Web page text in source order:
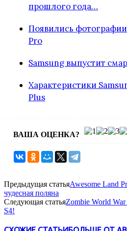
прошлого года…
Появились фотографии
Pro
Samsung выпустит
Характеристики
Plus
ВАША ОЦЕНКА?
Предыдущая статьяAwesome Land
чудесная поляна
Следующая статьяZombie World
S4!